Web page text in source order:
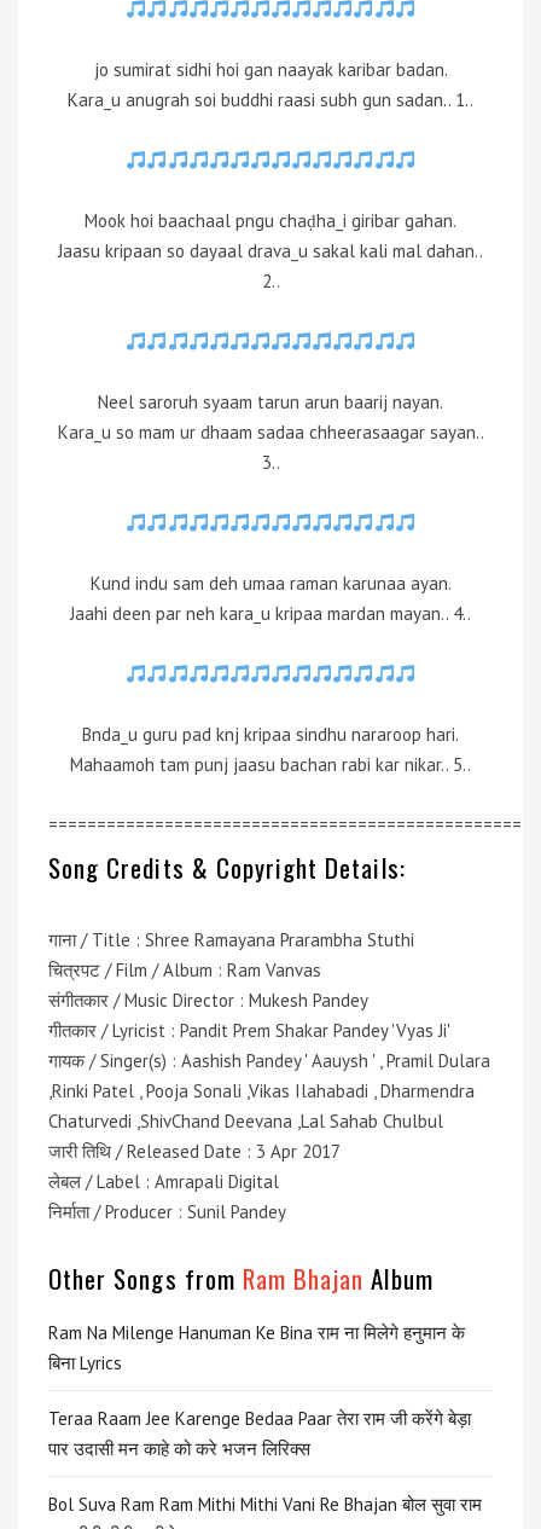
jo sumirat sidhi hoi gan naayak karibar badan.
Kara_u anugrah soi buddhi raasi subh gun sadan.. 1..
Mook hoi baachaal pngu chaḍha_i giribar gahan.
Jaasu kripaan so dayaal drava_u sakal kali mal dahan..
2..
Neel saroruh syaam tarun arun baarij nayan.
Kara_u so mam ur dhaam sadaa chheerasaagar sayan..
3..
Kund indu sam deh umaa raman karunaa ayan.
Jaahi deen par neh kara_u kripaa mardan mayan.. 4..
Bnda_u guru pad knj kripaa sindhu nararoop hari.
Mahaamoh tam punj jaasu bachan rabi kar nikar.. 5..
=================================================
Song Credits & Copyright Details:
गाना / Title : Shree Ramayana Prarambha Stuthi
चित्रपट / Film / Album : Ram Vanvas
संगीतकार / Music Director : Mukesh Pandey
गीतकार / Lyricist : Pandit Prem Shakar Pandey 'Vyas Ji'
गायक / Singer(s) : Aashish Pandey ' Aauysh ' , Pramil Dulara
,Rinki Patel , Pooja Sonali ,Vikas Ilahabadi , Dharmendra
Chaturvedi ,ShivChand Deevana ,Lal Sahab Chulbul
जारी तिथि / Released Date : 3 Apr 2017
लेबल / Label : Amrapali Digital
निर्माता / Producer : Sunil Pandey
Other Songs from Ram Bhajan Album
Ram Na Milenge Hanuman Ke Bina राम ना मिलेगे हनुमान के
बिना Lyrics
Teraa Raam Jee Karenge Bedaa Paar तेरा राम जी करेंगे बेड़ा
पार उदासी मन काहे को करे भजन लिरिक्स
Bol Suva Ram Ram Mithi Mithi Vani Re Bhajan बोल सुवा राम